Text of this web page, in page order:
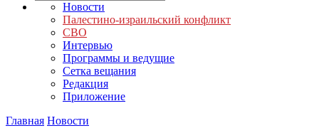
Новости
Палестино-израильский конфликт
СВО
Интервью
Программы и ведущие
Сетка вещания
Редакция
Приложение
Главная Новости